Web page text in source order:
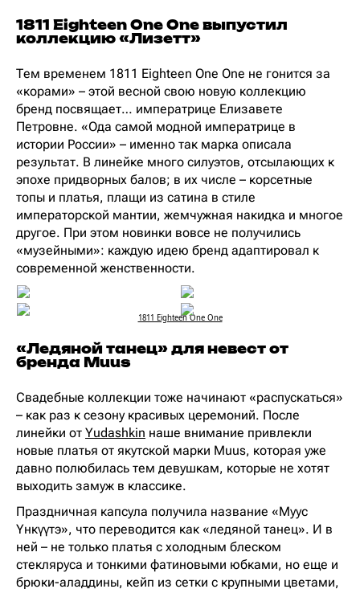
1811 Eighteen One One выпустил
коллекцию «Лизетт»
Тем временем 1811 Eighteen One One не гонится за
«корами» – этой весной свою новую коллекцию
бренд посвящает… императрице Елизавете
Петровне. «Ода самой модной императрице в
истории России» – именно так марка описала
результат. В линейке много силуэтов, отсылающих к
эпохе придворных балов; в их числе – корсетные
топы и платья, плащи из сатина в стиле
императорской мантии, жемчужная накидка и многое
другое. При этом новинки вовсе не получились
«музейными»: каждую идею бренд адаптировал к
современной женственности.
1811 Eighteen One One
«Ледяной танец» для невест от
бренда Muus
Свадебные коллекции тоже начинают «распускаться»
– как раз к сезону красивых церемоний. После
линейки от Yudashkin наше внимание привлекли
новые платья от якутской марки Muus, которая уже
давно полюбилась тем девушкам, которые не хотят
выходить замуж в классике.
Праздничная капсула получила название «Муус
Үнкүүтэ», что переводится как «ледяной танец». И в
ней – не только платья с холодным блеском
стекляруса и тонкими фатиновыми юбками, но еще и
брюки-аладдины, кейп из сетки с крупными цветами,